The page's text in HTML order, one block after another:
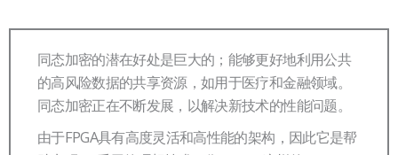
同态加密的潜在好处是巨大的；能够更好地利用公共
的高风险数据的共享资源，如用于医疗和金融领域。
同态加密正在不断发展，以解决新技术的性能问题。
由于FPGA具有高度灵活和高性能的架构，因此它是帮